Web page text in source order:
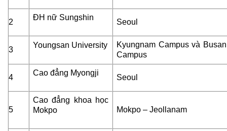
2
ĐH nữ Sungshin
Seoul
3
Youngsan University
Kyungnam Campus và Busan
Campus
4
Cao đẳng Myongji
Seoul
5
Cao đẳng khoa học
Mokpo
Mokpo – Jeollanam